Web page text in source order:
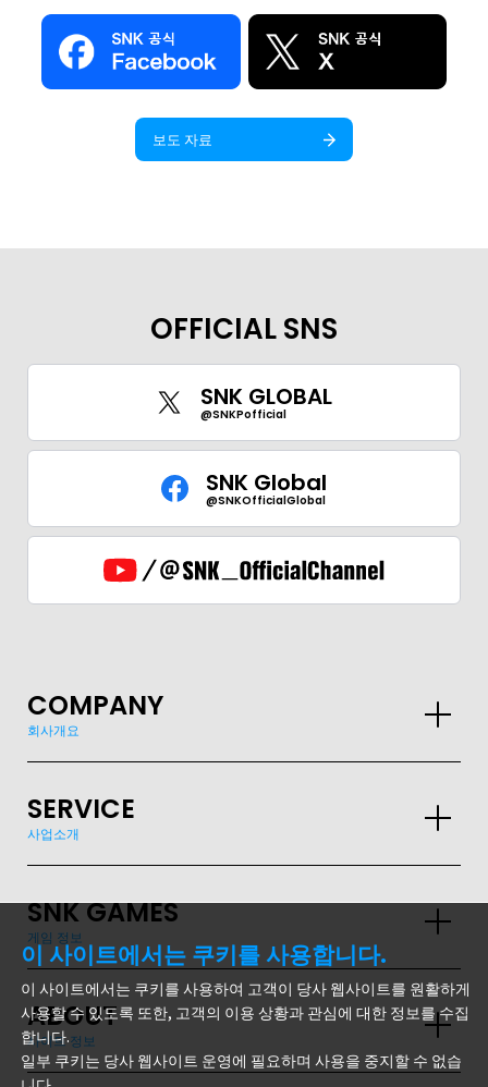
GLOBAL
JPN
보도 자료
OFFICIAL SNS
SNK GLOBAL
@SNKPofficial
SNK Global
@SNKOfficialGlobal
COMPANY
회사개요
SERVICE
사업소개
SNK GAMES
게임 정보
ABOUT
사이트 정보
이 사이트에서는 쿠키를 사용합니다.
이 사이트에서는 쿠키를 사용하여 고객이 당사 웹사이트를 원활하게
사용할 수 있도록 또한, 고객의 이용 상황과 관심에 대한 정보를 수집
합니다.
일부 쿠키는 당사 웹사이트 운영에 필요하며 사용을 중지할 수 없습